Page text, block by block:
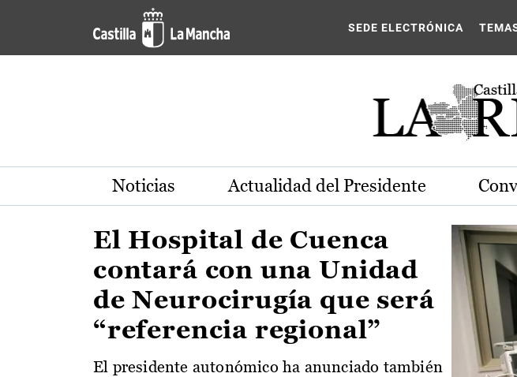
Pasar al contenido principal
Actualidad de la región de Castilla-La
SEDE ELECTRÓNICA
Noticias Actualidad del Presidente
El Hospital de Cuenca
contará con una Unidad
de Neurocirugía que será
“referencia regional”
El presidente autonómico ha anunciado también